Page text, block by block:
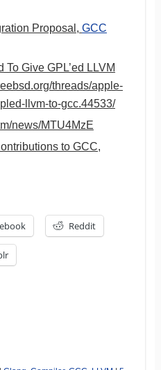
Proposal, GCC
Give GPL’ed LLVM
threads/apple-
llvm-to-gcc.44533/
news/MTU4MzE
to GCC,
Reddit